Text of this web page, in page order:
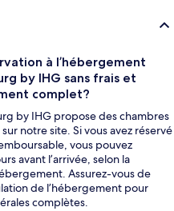
à l’hébergement
by IHG sans frais et
complet?
by IHG propose des chambres
notre site. Si vous avez réservé
vous pouvez
avant l’arrivée, selon la
Assurez-vous de
de l’hébergement pour
complètes.